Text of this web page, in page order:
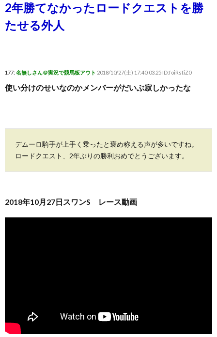
2年勝てなかったロードクエストを勝
たせる外人
177: 名無しさん＠実況で競馬板アウト 2018/10/27(土) 17:40:03.25 ID:foiRstiZ0
使い分けのせいなのかメンバーがだいぶ寂しかったな
デムーロ騎手が上手く乗ったと褒め称える声が多いですね。
ロードクエスト、2年ぶりの勝利おめでとうございます。
2018年10月27日スワンS レース動画